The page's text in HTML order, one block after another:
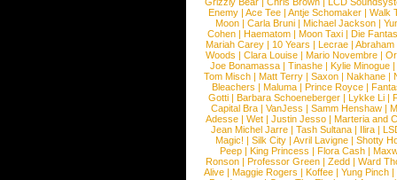
Enemy | Ace Tee | Antje Schomaker | Walk
Moon |Carla Bruni |Michael Jackson |
Cohen |Haematom |Moon Taxi |Die
Mariah Carey | 10 Years | Lecrae | Abraham
Woods |Clara Louise |Mario Novembre |
Joe Bonamassa | Tinashe | Kylie Minogue |
Tom Misch |Matt Terry |Saxon |Nakhane |
Bleachers | Maluma | Prince Royce |
Gotti |Barbara Schoeneberger |Lykke Li |
Capital Bra |VanJess |Samm Henshaw |
Adesse |Wet |Justin Jesso |Marteria and
Jean Michel Jarre |Tash Sultana | Ilira |
Magic! | Silk City | Avril Lavigne | Shotty
Peep |King Princess |Flora Cash |
Ronson |Professor Green |Zedd |Ward
Alive |Maggie Rogers |Koffee |Yung Pinch |